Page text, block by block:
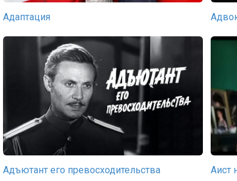
Адаптация
Адъютант его превосходительства Аист